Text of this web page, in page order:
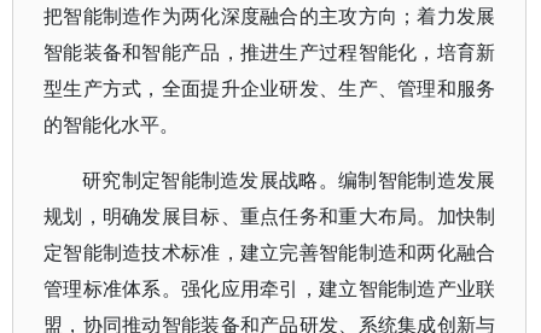
把智能制造作为两化深度融合的主攻方向；着力发展
智能装备和智能产品，推进生产过程智能化，培育新
型生产方式，全面提升企业研发、生产、管理和服务
的智能化水平。
研究制定智能制造发展战略。编制智能制造发展
规划，明确发展目标、重点任务和重大布局。加快制
定智能制造技术标准，建立完善智能制造和两化融合
管理标准体系。强化应用牵引，建立智能制造产业联
盟，协同推动智能装备和产品研发、系统集成创新与